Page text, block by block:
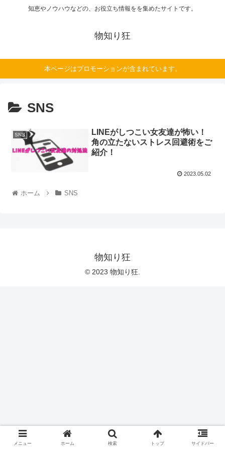
知恵やノウハウなどの、お役立ち情報をを集めたサイトです。
物知り狂
本ページはプロモーションが含まれています。
SNS
SNS
LINEがしつこい女友達が怖い！
角の立たないストレス回避術をご
紹介！
2023.05.02
ホーム SNS
物知り狂
© 2023 物知り狂.
メニュー ホーム 検索 トップ サイドバー